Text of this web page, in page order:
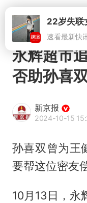
速看最新快
永辉超市
否助孙喜
新京报
2024-10-15
孙喜双曾为王
要帮这位密友
10月13日，永